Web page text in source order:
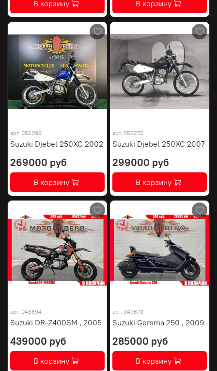
В корзину В корзину
арт. 052099
Suzuki Djebel 250XC 2002
269000 руб
В корзину
арт. 056272
Suzuki Djebel 250XC 2007
299000 руб
В корзину
арт. 048694
Suzuki DR-Z400SM , 2005
439000 руб
В корзину
арт. 049678
Suzuki Gemma 250 , 2009
285000 руб
В корзину